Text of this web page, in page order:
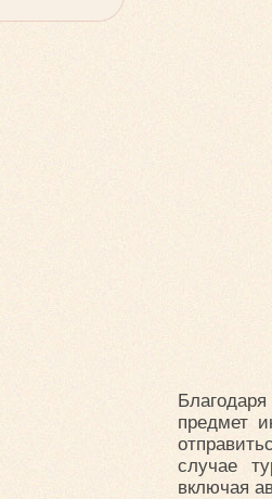
предмет
случае
включая